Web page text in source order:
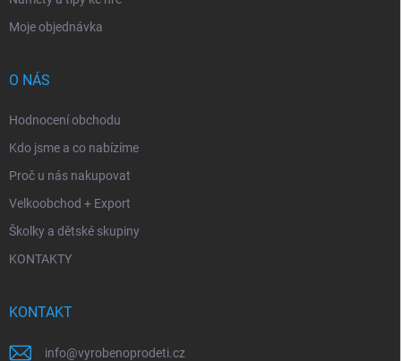
Moje objednávka
O NÁS
Hodnocení obchodu
Kdo jsme a co nabízíme
Proč u nás nakupovat
Velkoobchod + Export
Školky a dětské skupiny
KONTAKTY
KONTAKT
info@vyrobenoprodeti.cz